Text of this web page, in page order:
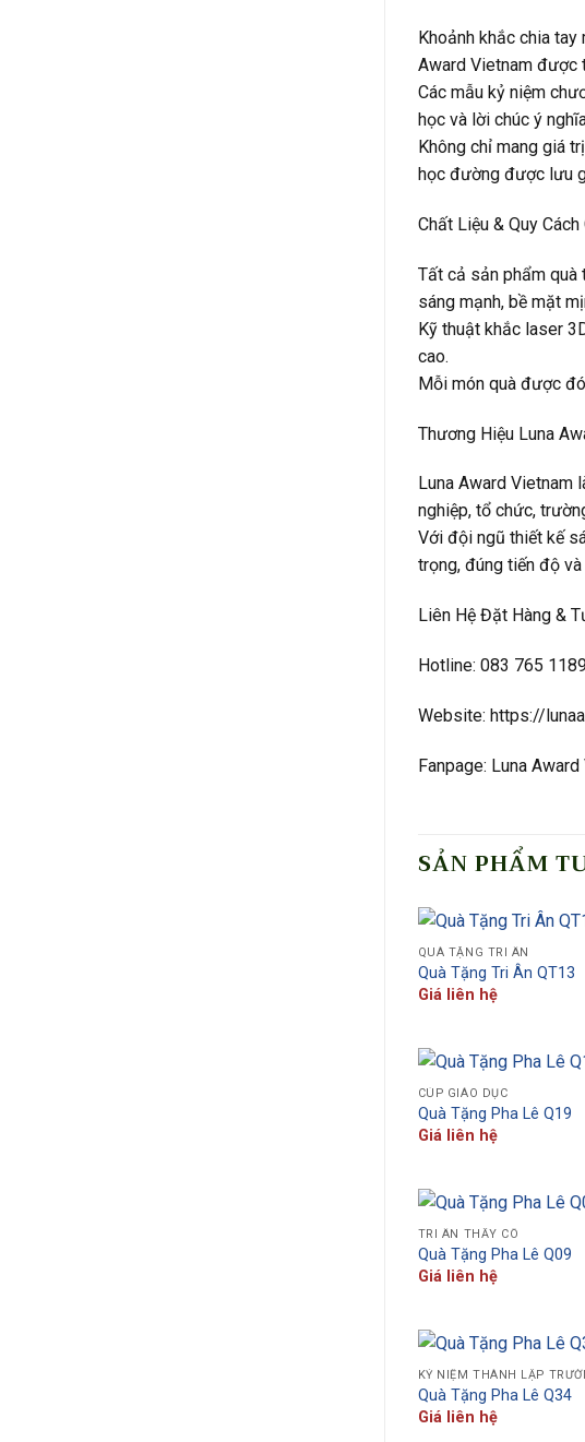
Khoảnh khắc chia
Award Vietnam được
Các mẫu kỷ niệm
học và lời chúc ý
Không chỉ mang giá
học đường được lưu
Chất Liệu & Quy Cách
Tất cả sản phẩm quà
sáng mạnh, bề mặt
Kỹ thuật khắc laser
cao.
Mỗi món quà được
Thương Hiệu Luna
Luna Award Vietnam
nghiệp, tổ chức,
Với đội ngũ thiết kế
trọng, đúng tiến độ
Liên Hệ Đặt Hàng &
Hotline: 083 765
Website: https://
Fanpage: Luna
SẢN PHẨM
QUÀ TẶNG TRI ÂN
Quà Tặng Tri Ân QT13
Giá liên hệ
CÚP GIÁO DỤC
Quà Tặng Pha Lê Q19
Giá liên hệ
TRI ÂN THẦY CÔ
Quà Tặng Pha Lê Q09
Giá liên hệ
KỶ NIỆM THÀNH LẬP
Quà Tặng Pha Lê Q34
Giá liên hệ